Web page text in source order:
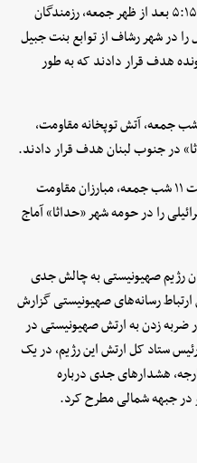
حزب‌الله در بیانیه سوم بیان کرد: ساعت ۵:۱۵ بعد از ظهر جمعه، رزمندگان
در شهر رشاف از توابع بنت جبیل
هدف قرار دادند که به طور
بیانیه چهارم، آمده است که ساعت ۱۰ شب جمعه، آتش توپخانه مقاومت،
در جنوب لبنان هدف قرار دادند.
در بیانیه پنجم، حزب الله اعلام کرد: ساعت ۱۱ شب جمعه، مبارزان مقاومت
را در حومه شهر «حداثا» آماج
رژیم صهیونیستی به چالش جدی
رسانه‌های صهیونیستی گزارش
زدن به ارتش صهیونیستی در
ستاد کل ارتش این رژیم، در یک
هشدارهای جدی درباره
جبهه شمالی مطرح کرد.